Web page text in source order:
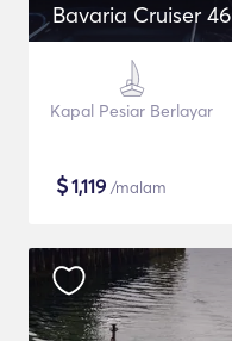
Bavaria Cruiser 46
Kapal Pesiar Berlayar
$1,119 /malam